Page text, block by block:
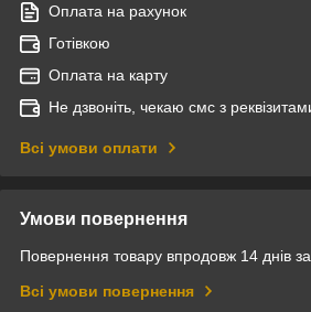
Оплата на рахунок
Готівкою
Оплата на карту
Не дзвоніть, чекаю смс з
Всі умови оплати
Умови повернення
Повернення товару впродовж 14 днів
Всі умови повернення